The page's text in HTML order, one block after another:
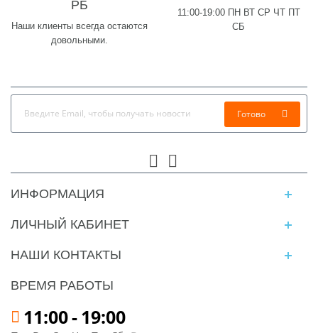
РБ
Наши клиенты всегда остаются
довольными.
11:00-19:00 ПН ВТ СР ЧТ ПТ
СБ
Готово
ИНФОРМАЦИЯ
ЛИЧНЫЙ КАБИНЕТ
НАШИ КОНТАКТЫ
ВРЕМЯ РАБОТЫ
11:00-19:00